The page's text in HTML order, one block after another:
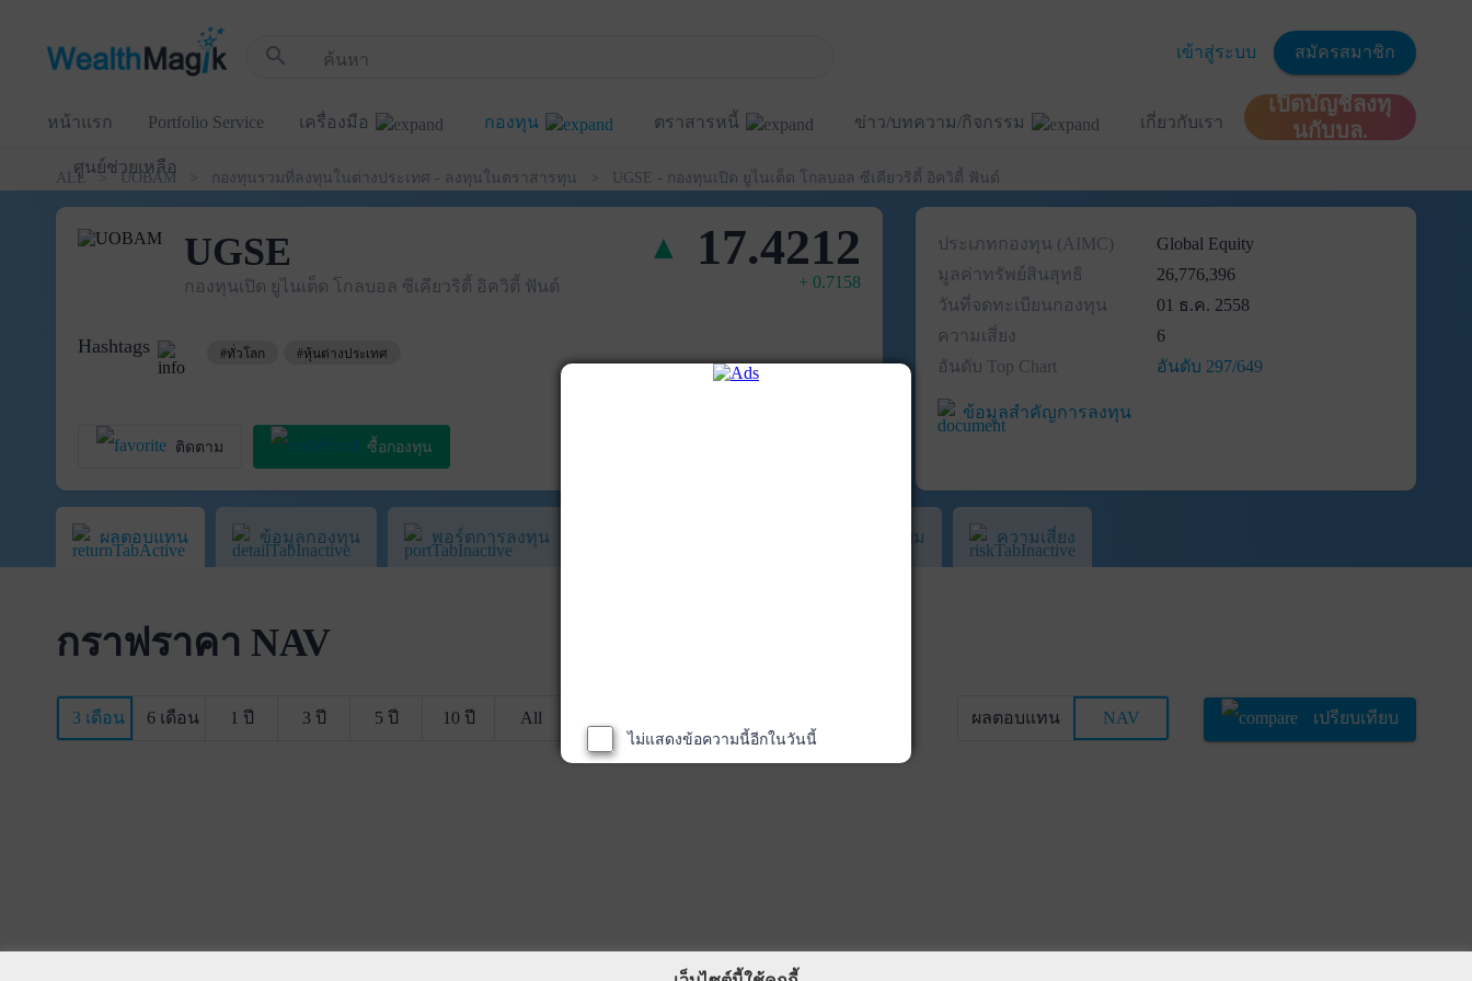
search เข้าสู่ระบบ สมัครสมาชิก
หน้าแรก Portfolio Service เครื่องมือ กองทุน ตราสารหนี้ ข่าว/บทความ/กิจกรรม เกี่ยวกับเรา
ศูนย์ช่วยเหลือ
เปิดบัญชีลงทุ
นกับบล.
ALL > UOBAM > กองทุนรวมที่ลงทุนในต่างประเทศ - ลงทุนในตราสารทุน > UGSE - กองทุนเปิด ยูไนเต็ด โกลบอล ซีเคียวริตี้ อิควิตี้ ฟันด์
UGSE
กองทุนเปิด ยูไนเต็ด โกลบอล ซีเคียวริตี้ อิควิตี้ ฟันด์
▲ 17.4212
+ 0.7158
Hashtags #ทั่วโลก #หุ้นต่างประเทศ
ติดตาม ซื้อกองทุน
ประเภทกองทุน (AIMC)
Global Equity
มูลค่าทรัพย์สินสุทธิ
26,776,396
วันที่จดทะเบียนกองทุน
01 ธ.ค. 2558
ความเสี่ยง
6
อันดับ Top Chart
อันดับ 297/649
ข้อมูลสำคัญการลงทุน
ผลตอบแทน ข้อมูลกองทุน พอร์ตการลงทุน ค่าธรรมเนียม ความเสี่ยง
กราฟราคา NAV
3 เดือน 6 เดือน 1 ปี 3 ปี 5 ปี 10 ปี All ผลตอบแทน NAV เปรียบเทียบ
ไม่แสดงข้อความนี้อีกในวันนี้